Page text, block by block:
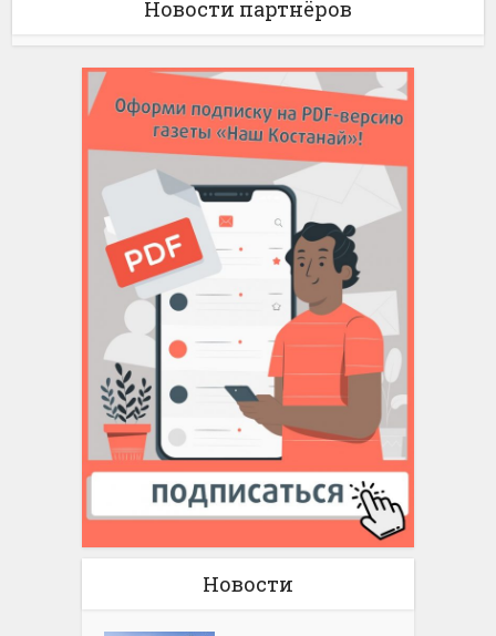
Новости партнёров
Новости